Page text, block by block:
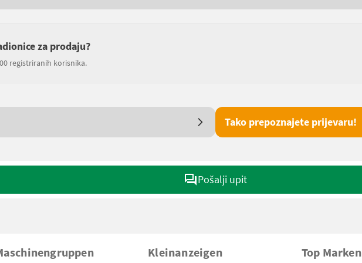
za prodaju?
registriranih korisnika.
Tako prepoznajete prijevaru!
Pošalji upit
Kleinanzeigen Top Marken